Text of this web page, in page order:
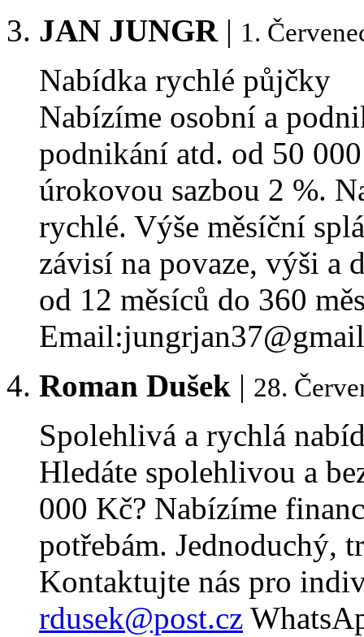
JAN JUNGR| 1.
Nabídka rychlé půjčky
Nabízíme osobní a
podnikání atd. od 50
úrokovou sazbou 2 %.
rychlé. Výše měsíční
závisí na povaze, výši a
od 12 měsíců do 360
Roman Dušek | 28.
Spolehlivá a rychlá
Hledáte spolehlivou a
000 Kč? Nabízíme
potřebám. Jednoduchý,
Kontaktujte nás pro
rdusek@post.cz